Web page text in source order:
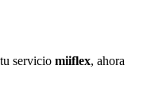
servicio miiflex, ahora